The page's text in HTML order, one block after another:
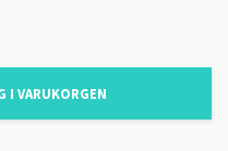
I VARUKORGEN